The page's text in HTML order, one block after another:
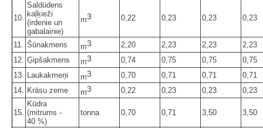
10.
Saldūdens
kaļķieži
(irdenie un
gabalainie)
m3 0,22 0,23 0,23 0,23
11. Šūnakmens m3 2,20 2,23 2,23
2,23
12. Ģipšakmens m3 0,74 0,75 0,75
0,75
13. Laukakmeņi m3 0,70 0,71 0,71
0,71
14. Krāsu zeme m3 0,22 0,23 0,23 0,23
15.
Kūdra
(mitrums -
40 %)
tonna 0,70 0,71 3,50 3,50